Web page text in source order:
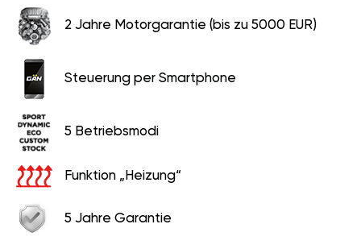
2 Jahre Motorgarantie (bis zu 5000 EUR)
Steuerung per Smartphone
5 Betriebsmodi
Funktion „Heizung“
5 Jahre Garantie